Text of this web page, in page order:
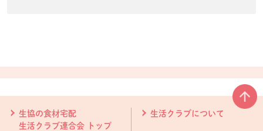
生協の食材宅配
生活クラブ連合会 トップ
生活クラブについて